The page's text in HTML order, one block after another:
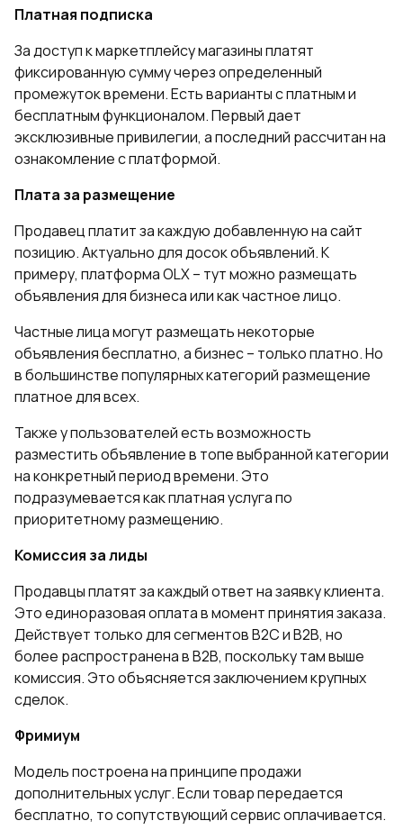
Платная подписка
За доступ к маркетплейсу магазины платят
фиксированную сумму через определенный
промежуток времени. Есть варианты с платным и
бесплатным функционалом. Первый дает
эксклюзивные привилегии, а последний рассчитан на
ознакомление с платформой.
Плата за размещение
Продавец платит за каждую добавленную на сайт
позицию. Актуально для досок объявлений. К
примеру, платформа OLX – тут можно размещать
объявления для бизнеса или как частное лицо.
Частные лица могут размещать некоторые
объявления бесплатно, а бизнес – только платно. Но
в большинстве популярных категорий размещение
платное для всех.
Также у пользователей есть возможность
разместить объявление в топе выбранной категории
на конкретный период времени. Это
подразумевается как платная услуга по
приоритетному размещению.
Комиссия за лиды
Продавцы платят за каждый ответ на заявку клиента.
Это единоразовая оплата в момент принятия заказа.
Действует только для сегментов B2C и B2B, но
более распространена в B2B, поскольку там выше
комиссия. Это объясняется заключением крупных
сделок.
Фримиум
Модель построена на принципе продажи
дополнительных услуг. Если товар передается
бесплатно, то сопутствующий сервис оплачивается.